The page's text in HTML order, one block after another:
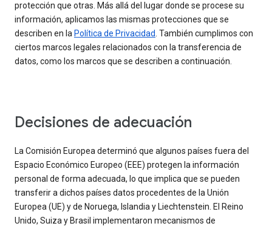
protección que otras. Más allá del lugar donde se procese su
información, aplicamos las mismas protecciones que se
describen en la Política de Privacidad. También cumplimos con
ciertos marcos legales relacionados con la transferencia de
datos, como los marcos que se describen a continuación.
Decisiones de adecuación
La Comisión Europea determinó que algunos países fuera del
Espacio Económico Europeo (EEE) protegen la información
personal de forma adecuada, lo que implica que se pueden
transferir a dichos países datos procedentes de la Unión
Europea (UE) y de Noruega, Islandia y Liechtenstein. El Reino
Unido, Suiza y Brasil implementaron mecanismos de